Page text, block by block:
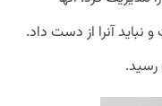
آنرا از دست داد.